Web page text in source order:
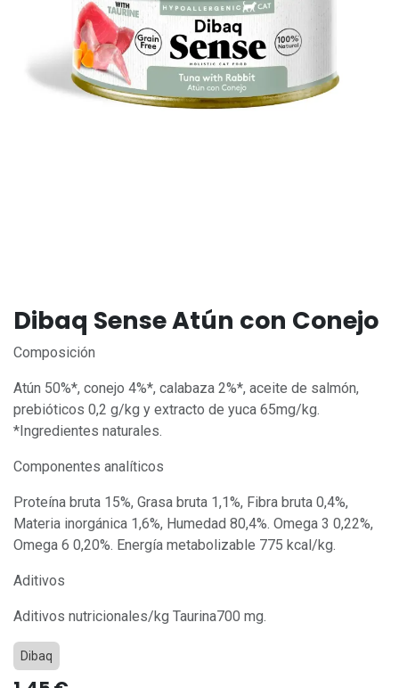
Dibaq Sense Atún con Conejo
Composición
Atún 50%*, conejo 4%*, calabaza 2%*, aceite de salmón,
prebióticos 0,2 g/kg y extracto de yuca 65mg/kg.
*Ingredientes naturales.
Componentes analíticos
Proteína bruta 15%, Grasa bruta 1,1%, Fibra bruta 0,4%,
Materia inorgánica 1,6%, Humedad 80,4%. Omega 3 0,22%,
Omega 6 0,20%. Energía metabolizable 775 kcal/kg.
Aditivos
Aditivos nutricionales/kg Taurina700 mg.
Dibaq